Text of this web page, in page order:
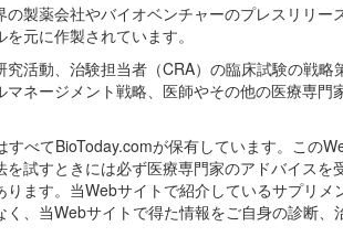
の製薬会社やバイオベンチャーのプレスリリ
元に作製されています。
究活動、治験担当者（CRA）の臨床試験の戦
マネージメント戦略、医師やその他の医療専
すべてBioToday.comが保有しています。この
を試すときには必ず医療専門家のアドバイス
ります。当Webサイトで紹介しているサプリ
く、当Webサイトで得た情報をご自身の診断